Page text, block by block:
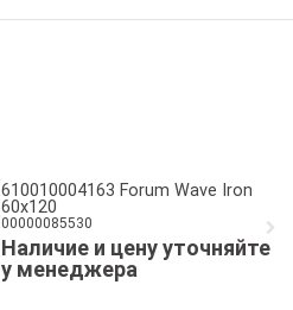
610010004163 Forum Wave Iron
60x120
00000085530
Наличие и цену уточняйте
у менеджера